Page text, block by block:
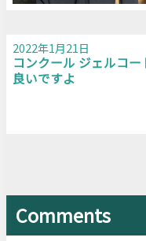
2022年1月21日
コンクール ジェルコー
良いですよ
Comments